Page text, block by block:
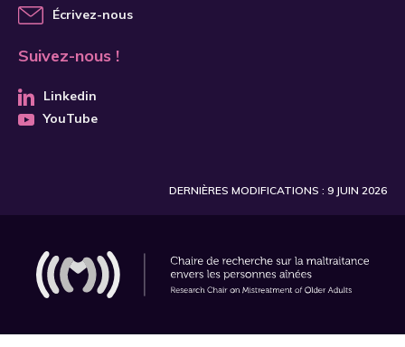
Écrivez-nous
Suivez-nous !
Linkedin
YouTube
DERNIÈRES MODIFICATIONS : 9 JUIN 2026